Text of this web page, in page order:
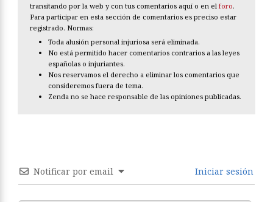
transitando por la web y con tus comentarios aquí o en el foro.
Para participar en esta sección de comentarios es preciso estar
registrado. Normas:
Toda alusión personal injuriosa será eliminada.
No está permitido hacer comentarios contrarios a las leyes
españolas o injuriantes.
Nos reservamos el derecho a eliminar los comentarios que
consideremos fuera de tema.
Zenda no se hace responsable de las opiniones publicadas.
Notificar por email Iniciar sesión